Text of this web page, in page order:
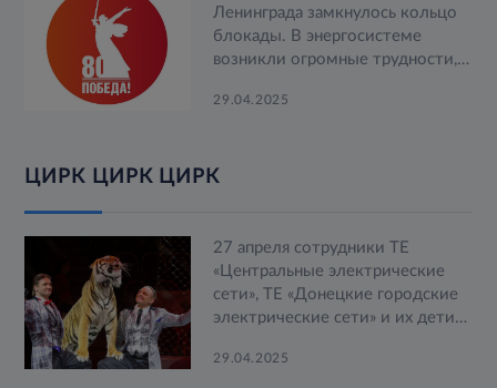
Ленинграда замкнулось кольцо
блокады. В энергосистеме
возникли огромные трудности,
отрезан от электростанций.
29.04.2025
ЦИРК ЦИРК ЦИРК
27 апреля сотрудники ТЕ
«Центральные электрические
сети», ТЕ «Донецкие городские
электрические сети» и их дети
программой.
29.04.2025